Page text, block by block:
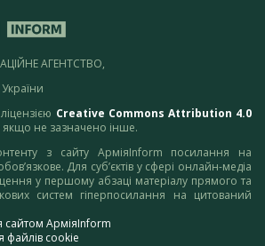
АГЕНТСТВО,
Creative Commons Attribution 4.0
якщо не зазначено інше.
з сайту АрміяInform посилання на
Для суб’єктів у сфері онлайн-медіа
у першому абзаці матеріалу прямого та
систем гіперпосилання на цитований
сайтом АрміяInform
файлів cookie